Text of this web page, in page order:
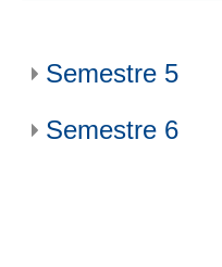
Semestre 5
Semestre 6